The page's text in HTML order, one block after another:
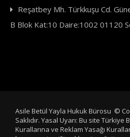
Reşatbey Mh. Türkkuşu Cd.
B Blok Kat:10 Daire:1002 01120
Asile Betül Yayla Hukuk Bürosu ©
Saklıdır. Yasal Uyarı: Bu site
Kurallarına ve Reklam Yasağı